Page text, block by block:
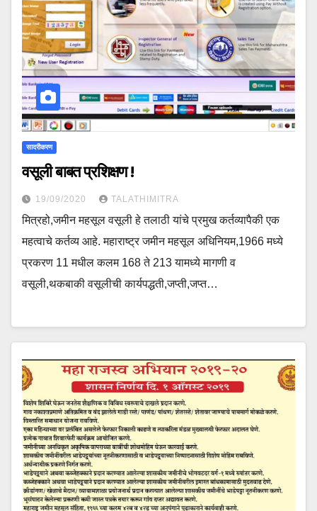
सादरीकरण
वसूली बाबत प्रशिक्षण !
19/09/2020 TALATHIMITRA
मित्रहो,जमीन महसूल वसूली हे तलाठी यांचे प्रमुख कर्तव्यापैकी एक
महत्वाचे कर्तव्य आहे. महाराष्ट्र जमीन महसूल अधिनियम,1966 मध्ये
प्रकरण 11 मधील कलम 168 ते 213 यामध्ये मागणी व
वसूली,थकबाकी वसूलीची कार्यपद्धती,जप्ती,जप्त…